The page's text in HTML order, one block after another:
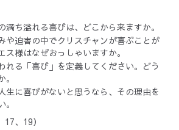
満ち溢れる喜びは、どこから来ますか。
や迫害の中でクリスチャンが喜ぶことが
ス様はなぜおっしゃいますか。
れる「喜び」を定義してください。どう
生に喜びがないと思うなら、その理由を
、19）